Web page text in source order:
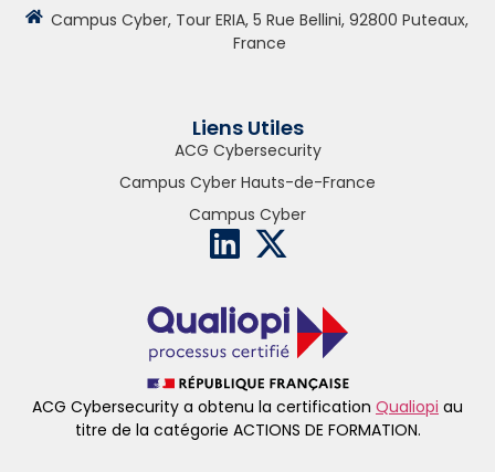
ACG Cybersecurity a obtenu la certification Qualiopi au
titre de la catégorie ACTIONS DE FORMATION.
Liens Utiles
ACG Cybersecurity
Campus Cyber Hauts-de-France
Campus Cyber
Campus Cyber, Tour ERIA, 5 Rue Bellini, 92800 Puteaux,
France